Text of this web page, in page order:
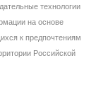
технологии
на основе
к предпочтениям
Российской